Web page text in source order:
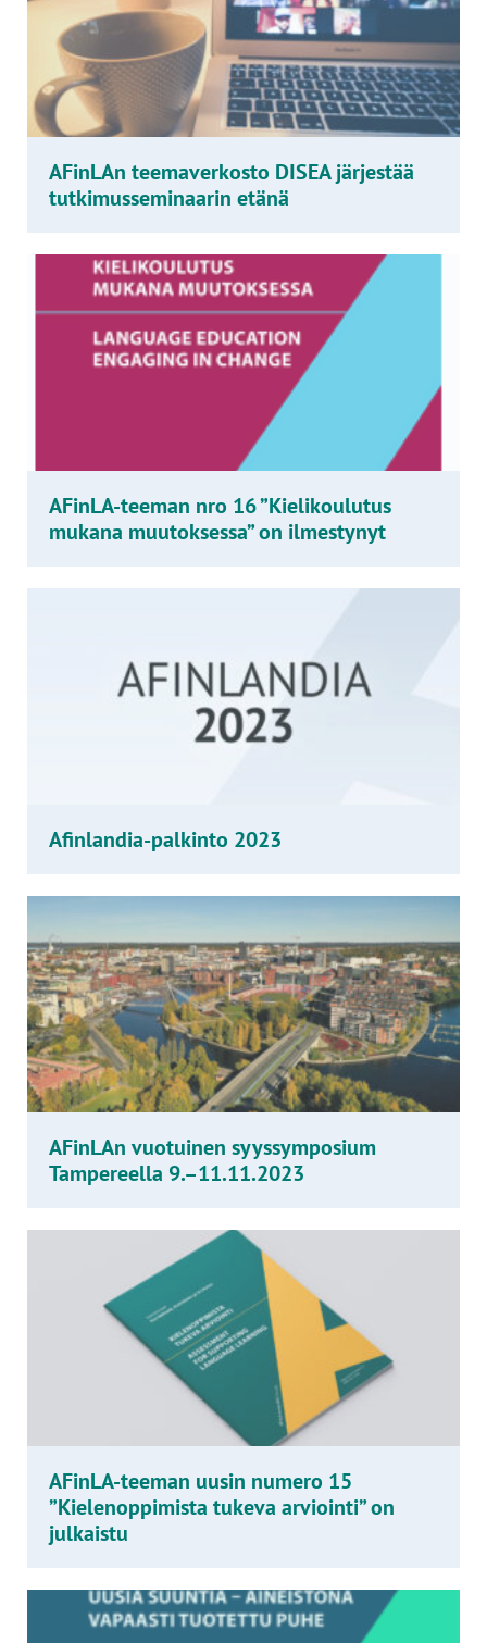
AFinLAn teemaverkosto DISEA järjestää
tutkimusseminaarin etänä
AFinLA-teeman nro 16 ”Kielikoulutus
mukana muutoksessa” on ilmestynyt
Afinlandia-palkinto 2023
AFinLAn vuotuinen syyssymposium
Tampereella 9.–11.11.2023
AFinLA-teeman uusin numero 15
”Kielenoppimista tukeva arviointi” on
julkaistu